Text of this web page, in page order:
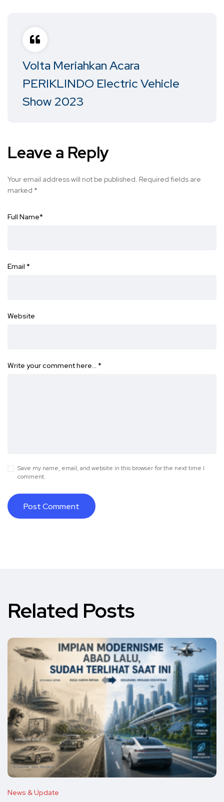
Volta Meriahkan Acara
PERIKLINDO Electric Vehicle
Show 2023
Leave a Reply
Your email address will not be published. Required fields are
marked *
Full Name*
Email *
Website
Write your comment here… *
Save my name, email, and website in this browser for the next time I
comment.
Related Posts
News & Update